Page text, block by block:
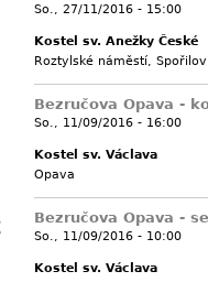
So., 27/11/2016 - 15:00
Kostel sv. Anežky České
Roztylské náměstí,
Bezručova Opava -
So., 11/09/2016 - 16:00
Kostel sv. Václava
Opava
Bezručova Opava -
So., 11/09/2016 - 10:00
Kostel sv. Václava